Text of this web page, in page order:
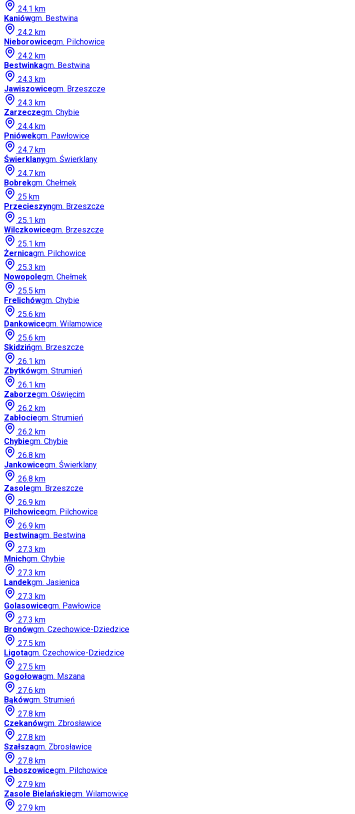
24.1 km
Kaniówgm. Bestwina
24.2 km
Nieborowicegm. Pilchowice
24.2 km
Bestwinkagm. Bestwina
24.3 km
Jawiszowicegm. Brzeszcze
24.3 km
Zarzeczegm. Chybie
24.4 km
Pniówekgm. Pawłowice
24.7 km
Świerklanygm. Świerklany
24.7 km
Bobrekgm. Chełmek
25 km
Przecieszyngm. Brzeszcze
25.1 km
Wilczkowicegm. Brzeszcze
25.1 km
Żernicagm. Pilchowice
25.3 km
Nowopolegm. Chełmek
25.5 km
Frelichówgm. Chybie
25.6 km
Dankowicegm. Wilamowice
25.6 km
Skidzińgm. Brzeszcze
26.1 km
Zbytkówgm. Strumień
26.1 km
Zaborzegm. Oświęcim
26.2 km
Zabłociegm. Strumień
26.2 km
Chybiegm. Chybie
26.8 km
Jankowicegm. Świerklany
26.8 km
Zasolegm. Brzeszcze
26.9 km
Pilchowicegm. Pilchowice
26.9 km
Bestwinagm. Bestwina
27.3 km
Mnichgm. Chybie
27.3 km
Landekgm. Jasienica
27.3 km
Golasowicegm. Pawłowice
27.3 km
Bronówgm. Czechowice-Dziedzice
27.5 km
Ligotagm. Czechowice-Dziedzice
27.5 km
Gogołowagm. Mszana
27.6 km
Bąkówgm. Strumień
27.8 km
Czekanówgm. Zbrosławice
27.8 km
Szałszagm. Zbrosławice
27.8 km
Leboszowicegm. Pilchowice
27.9 km
Zasole Bielańskiegm. Wilamowice
27.9 km